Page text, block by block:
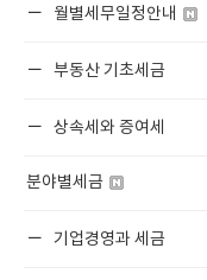
월별세무일정안내
부동산 기초세금
상속세와 증여세
분야별세금
기업경영과 세금